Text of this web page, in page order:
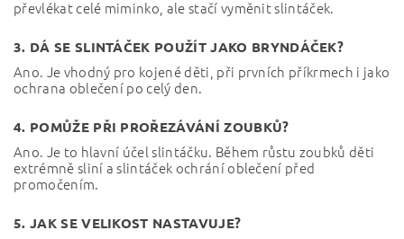
převlékat celé miminko, ale stačí vyměnit slintáček.
3. DÁ SE SLINTÁČEK POUŽÍT JAKO BRYNDÁČEK?
Ano. Je vhodný pro kojené děti, při prvních příkrmech i jako
ochrana oblečení po celý den.
4. POMŮŽE PŘI PROŘEZÁVÁNÍ ZOUBKŮ?
Ano. Je to hlavní účel slintáčku. Během růstu zoubků děti
extrémně sliní a slintáček ochrání oblečení před
promočením.
5. JAK SE VELIKOST NASTAVUJE?